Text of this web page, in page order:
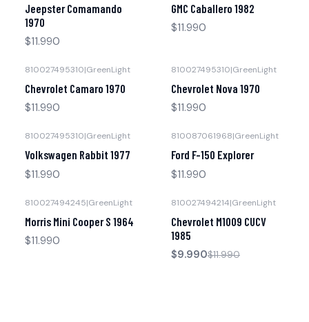
Jeepster Comamando
1970
$11.990
GMC Caballero 1982
$11.990
810027495310|GreenLight
Chevrolet Camaro 1970
$11.990
810027495310|GreenLight
Chevrolet Nova 1970
$11.990
810027495310|GreenLight
Volkswagen Rabbit 1977
$11.990
810087061968|GreenLight
Ford F-150 Explorer
$11.990
810027494245|GreenLight
Morris Mini Cooper S 1964
$11.990
Agotado
810027494214|GreenLight
Chevrolet M1009 CUCV
1985
$9.990$11.990